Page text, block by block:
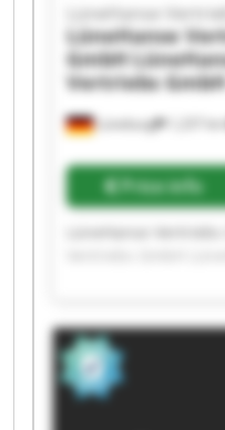
Lüneburg 1,237
LüneHanse
LüneHanse
GmbH
Vertriebs GmbH
Price info
LüneHanse
LüneHanse
Vertriebs GmbH
LüneHanse
Vertriebs GmbH